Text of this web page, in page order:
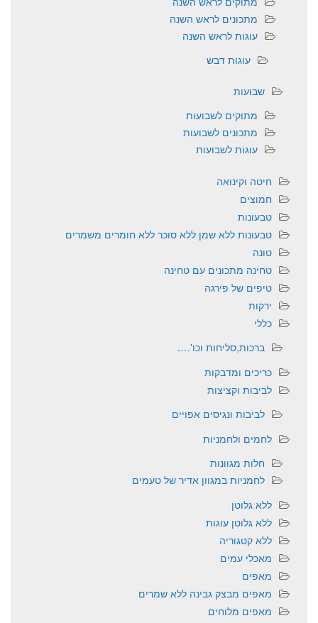
מתכונים לראש השנה
עוגות לראש השנה
עוגות דבש
שבועות
מתוקים לשבועות
מתכונים לשבועות
עוגות לשבועות
חיטה וקינואה
חמוצים
טבעונות
טבעונות ללא שמן ללא סוכר ללא חומרים משמרים
טונה
טחינה מתכונים עם טחינה
טיפים של פירגה
ירקות
כללי
ברכות,סליחות וכו'….
כריכים ומדבקות
לביבות וקציצות
לביבות ונגיסים אפויים
לחמים ולחמניות
חלות מגוונות
לחמניות במגוון אדיר של טעמים
ללא גלוטן
ללא גלוטן עוגות
ללא קטגוריה
מאכלי עמים
מאפים
מאפים מבצק גבינה ללא שמרים
מאפים מלוחים